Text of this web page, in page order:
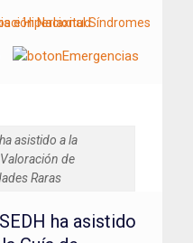
ANSEDH
de Ehlers-Danlos e Hiperlaxitud
asistido a la
de
Raras
ha asistido